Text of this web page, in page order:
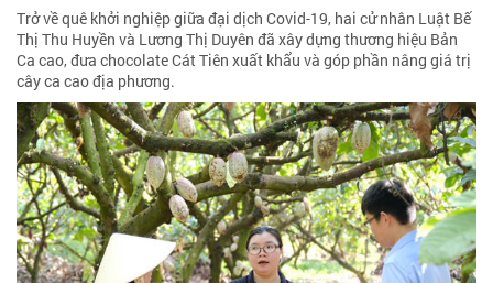
Trở về quê khởi nghiệp giữa đại dịch Covid-19, hai cử nhân Luật Bế
Thị Thu Huyền và Lương Thị Duyên đã xây dựng thương hiệu Bản
Ca cao, đưa chocolate Cát Tiên xuất khẩu và góp phần nâng giá trị
cây ca cao địa phương.